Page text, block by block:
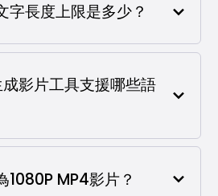
字長度上限是多少？
影片工具支援哪些語
1080P MP4影片？